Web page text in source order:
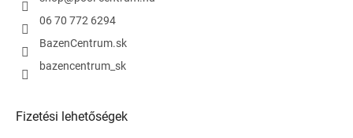
06 70 772 6294
BazenCentrum.sk
bazencentrum_sk
Fizetési lehetőségek